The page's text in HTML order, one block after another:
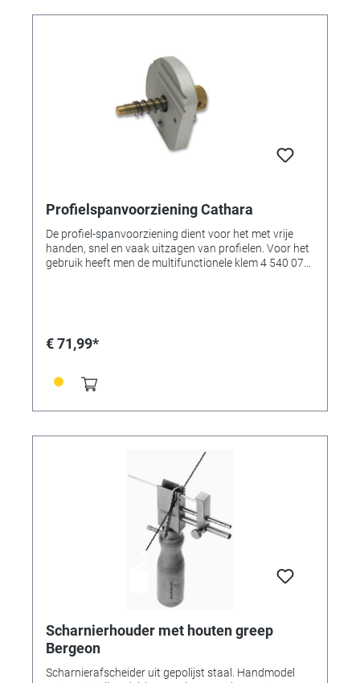
Profielspanvoorziening Cathara
De profiel-spanvoorziening dient voor het met vrije
handen, snel en vaak uitzagen van profielen. Voor het
gebruik heeft men de multifunctionele klem 4 540 077
€ 71,99*
Scharnierhouder met houten greep
Bergeon
Scharnierafscheider uit gepolijst staal. Handmodel